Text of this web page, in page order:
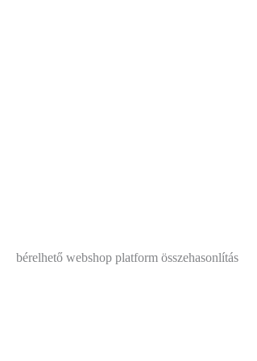
bérelhető webshop platform összehasonlítás